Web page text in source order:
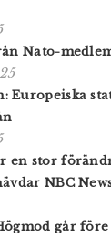
Nato-
Europeiska
en stor
NBC
går